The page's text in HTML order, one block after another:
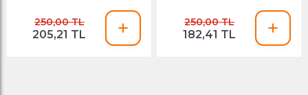
250,00 TL
205,21 TL
250,00 TL
182,41 TL